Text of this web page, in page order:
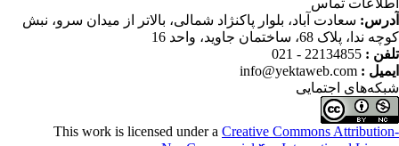
تماس
سعادت آباد، بلوار پاکنژاد شمالی، بالاتر از میدان سرو، نبش
پلاک 68، ساختمان جاوید، واحد 16
:
22134855 - 021
:
info@yektaweb.com
اجتمایی
This work is licensed under aCreative Commons